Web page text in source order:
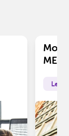
ME?
Leia